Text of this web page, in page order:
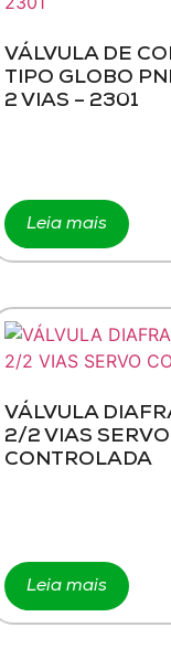
VÁLVULA DE
TIPO GLOBO
2 VIAS – 2301
Leia mais
VÁLVULA
2/2 VIAS SERVO
CONTROLADA
Leia mais